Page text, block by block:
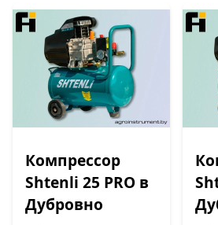
Компрессор
Shtenli 25 PRO в
Дубровно